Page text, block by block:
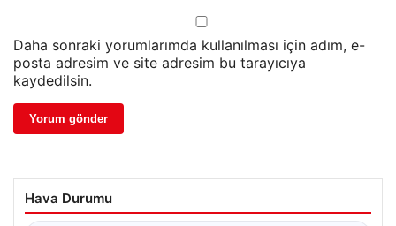
Daha sonraki yorumlarımda kullanılması için adım, e-
posta adresim ve site adresim bu tarayıcıya
kaydedilsin.
Hava Durumu